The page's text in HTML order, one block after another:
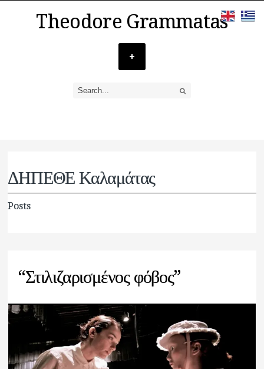
Theodore Grammatas
ΔΗΠΕΘΕ Καλαμάτας
Posts
“Στιλιζαρισμένος φόβος”